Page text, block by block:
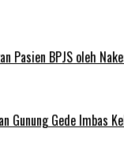
Pasien BPJS oleh
Gunung Gede Imbas